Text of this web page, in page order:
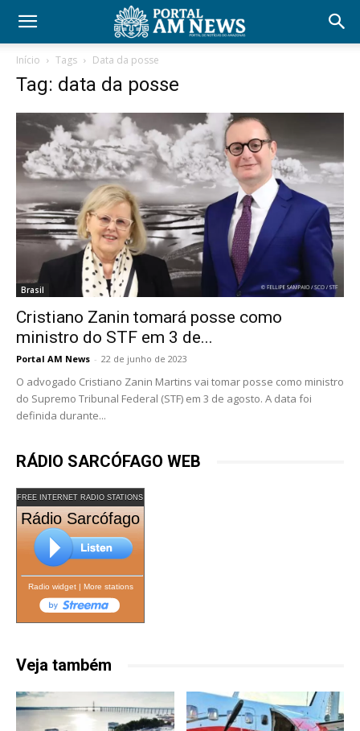
Início Tags Data da posse
Tag: data da posse
Brasil
Cristiano Zanin tomará posse como
ministro do STF em 3 de...
Portal AM News - 22 de junho de 2023
O advogado Cristiano Zanin Martins vai tomar posse como ministro
do Supremo Tribunal Federal (STF) em 3 de agosto. A data foi
definida durante...
RÁDIO SARCÓFAGO WEB
FREE INTERNET RADIO STATIONS
Rádio Sarcófago
Radio widget| More stations
Veja também